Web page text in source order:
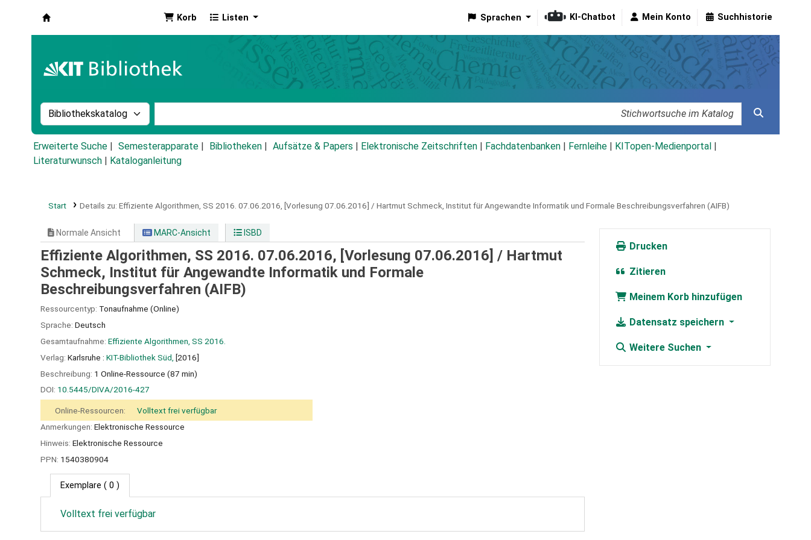
Korb Listen Sprachen KI-Chatbot Mein Konto Suchhistorie
Suche im Katalog nach:
Erweiterte Suche Semesterapparate Bibliotheken Aufsätze & Papers Elektronische Zeitschriften Fachdatenbanken Fernleihe KITopen-Medienportal
Literaturwunsch
Kataloganleitung
Start Details zu: Effiziente Algorithmen, SS 2016. 07.06.2016, [Vorlesung 07.06.2016] / Hartmut Schmeck, Institut für Angewandte Informatik und Formale Beschreibungsverfahren (AIFB)
Normale Ansicht MARC-Ansicht ISBD
Effiziente Algorithmen, SS 2016. 07.06.2016, [Vorlesung 07.06.2016] / Hartmut
Schmeck, Institut für Angewandte Informatik und Formale
Beschreibungsverfahren (AIFB)
Ressourcentyp: Tonaufnahme (Online)
Sprache: Deutsch
Gesamtaufnahme: Effiziente Algorithmen, SS 2016.
Verlag: Karlsruhe : KIT-Bibliothek Süd, [2016]
Beschreibung: 1 Online-Ressource (87 min)
DOI: 10.5445/DIVA/2016-427
Online-Ressourcen:
Volltext frei verfügbar
Anmerkungen: Elektronische Ressource
Hinweis: Elektronische Ressource
PPN: 1540380904
Exemplare ( 0 )
Volltext frei verfügbar
Drucken
Zitieren
Meinem Korb hinzufügen
Datensatz speichern
Weitere Suchen